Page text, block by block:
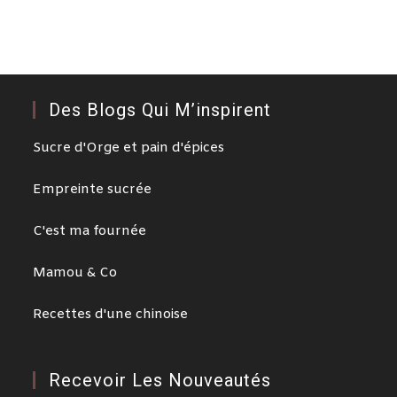
Des Blogs Qui M’inspirent
Sucre d'Orge et pain d'épices
Empreinte sucrée
C'est ma fournée
Mamou & Co
Recettes d'une chinoise
Recevoir Les Nouveautés